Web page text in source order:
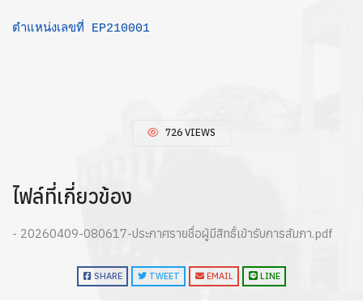
ตำแหน่งเลขที่ EP210001
726 VIEWS
ไฟล์ที่เกี่ยวข้อง
- 20260409-080617-ประกาศรายชื่อผู้มีสิทธิ์เข้ารับการสัมภา.pdf
SHARE TWEET EMAIL LINE